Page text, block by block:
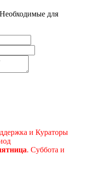
для
и Кураторы
. Суббота и